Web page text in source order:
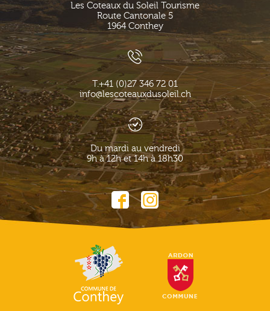
Les Coteaux du Soleil Tourisme
Route Cantonale 5
1964 Conthey
T.+41 (0)27 346 72 01
info@lescoteauxdusoleil.ch
Du mardi au vendredi
9h à 12h et 14h à 18h30